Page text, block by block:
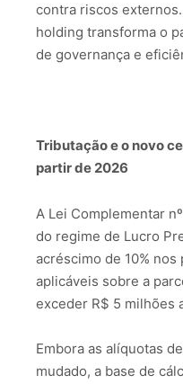
contra riscos externos.
holding transforma o
de governança e
Tributação e o novo
partir de 2026
A Lei Complementar
do regime de Lucro
acréscimo de 10%
aplicáveis sobre a
exceder R$ 5 milhões
Embora as alíquotas
mudado, a base de